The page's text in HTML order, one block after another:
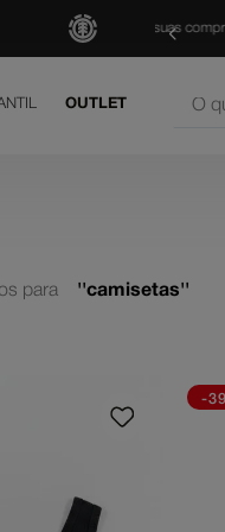
OUTLET
camisetas
-